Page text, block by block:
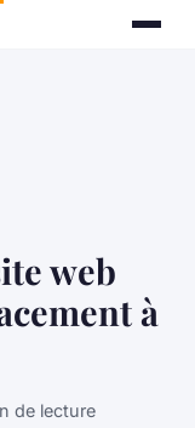
web
à
de lecture